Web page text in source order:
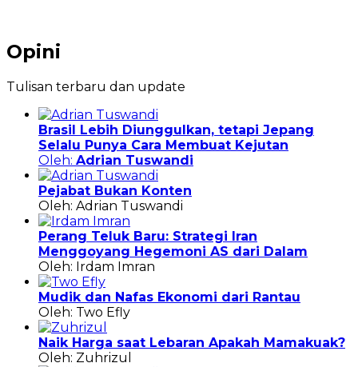
Opini
Tulisan terbaru dan update
Brasil Lebih Diunggulkan, tetapi Jepang
Selalu Punya Cara Membuat Kejutan
Oleh: Adrian Tuswandi
Pejabat Bukan Konten
Oleh: Adrian Tuswandi
Perang Teluk Baru: Strategi Iran
Menggoyang Hegemoni AS dari Dalam
Oleh: Irdam Imran
Mudik dan Nafas Ekonomi dari Rantau
Oleh: Two Efly
Naik Harga saat Lebaran Apakah Mamakuak?
Oleh: Zuhrizul